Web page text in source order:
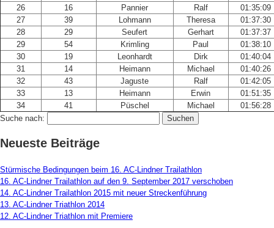
26
16 Pannier Ralf
01:35:09
27
39 Lohmann Theresa
01:37:30
28
29 Seufert Gerhart
01:37:37
29
54 Krimling Paul
01:38:10
30
19 Leonhardt Dirk
01:40:04
31
14 Heimann Michael
01:40:26
32
43 Jaguste Ralf
01:42:05
33
13 Heimann Erwin
01:51:35
34
41 Püschel Michael
01:56:28
Suche nach:
Neueste Beiträge
Stürmische Bedingungen beim 16. AC-Lindner Trailathlon
16. AC-Lindner Trailathlon auf den 9. September 2017 verschoben
14. AC-Lindner Trailathlon 2015 mit neuer Streckenführung
13. AC-Lindner Triathlon 2014
12. AC-Lindner Triathlon mit Premiere